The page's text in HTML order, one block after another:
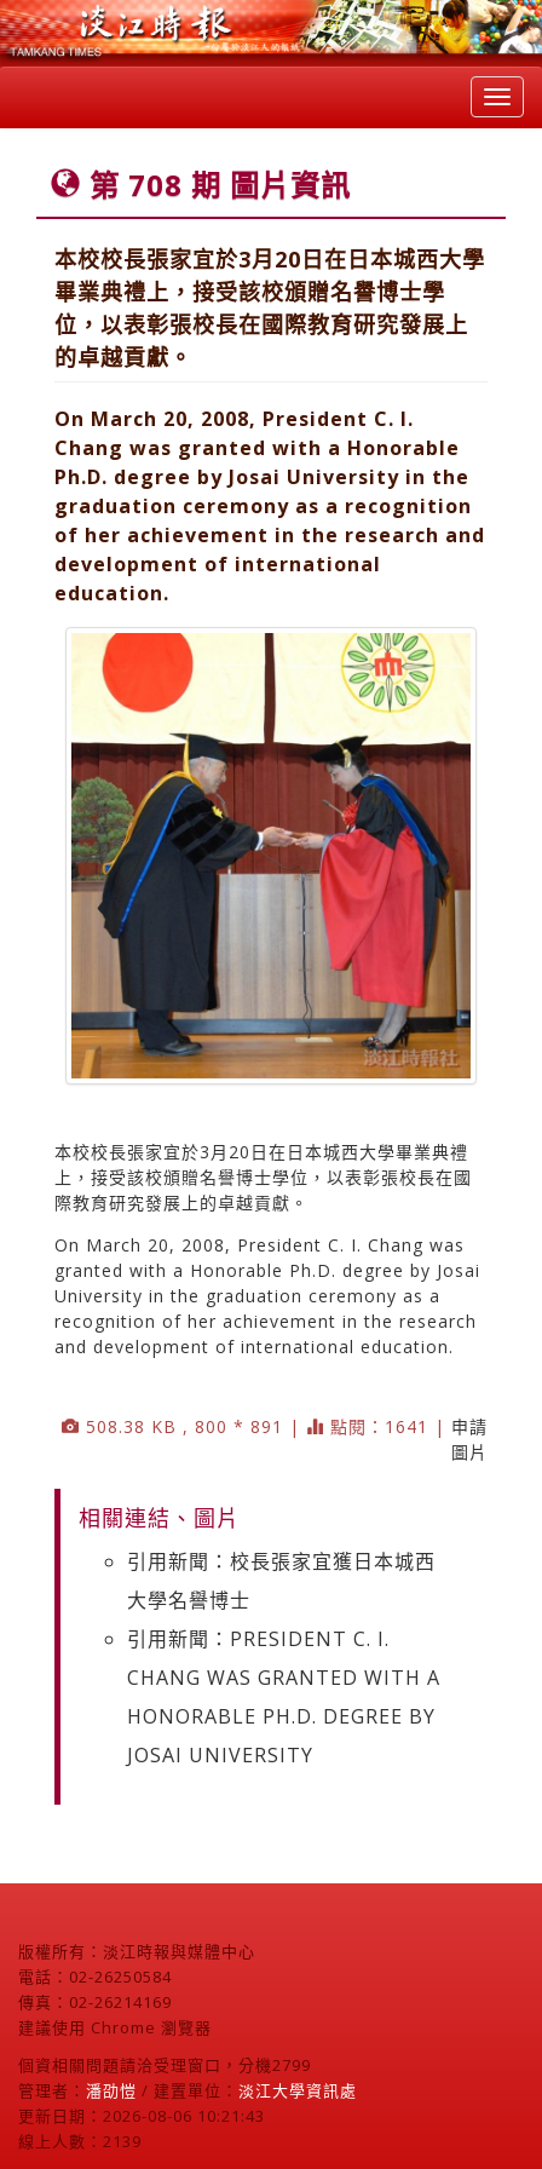
第 708 期 圖片資訊
本校校長張家宜於3月20日在日本城西大學
畢業典禮上，接受該校頒贈名譽博士學
位，以表彰張校長在國際教育研究發展上
的卓越貢獻。
On March 20, 2008, President C. I.
Chang was granted with a Honorable
Ph.D. degree by Josai University in the
graduation ceremony as a recognition
of her achievement in the research and
development of international
education.
本校校長張家宜於3月20日在日本城西大學畢業典禮
上，接受該校頒贈名譽博士學位，以表彰張校長在國
際教育研究發展上的卓越貢獻。
On March 20, 2008, President C. I. Chang was
granted with a Honorable Ph.D. degree by Josai
University in the graduation ceremony as a
recognition of her achievement in the research
and development of international education.
508.38 KB , 800 * 891 | 點閱：1641 | 申請
圖片
相關連結、圖片
引用新聞：校長張家宜獲日本城西
大學名譽博士
引用新聞：PRESIDENT C. I.
CHANG WAS GRANTED WITH A
HONORABLE PH.D. DEGREE BY
JOSAI UNIVERSITY
版權所有：淡江時報與媒體中心
電話：02-26250584
傳真：02-26214169
建議使用 Chrome 瀏覽器
個資相關問題請洽受理窗口，分機2799
管理者： 潘劭愷 / 建置單位： 淡江大學資訊處
更新日期：2026-08-06 10:21:43
線上人數：2139